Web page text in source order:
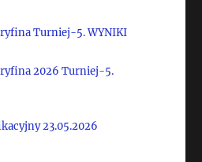
Turniej-5. WYNIKI
2026 Turniej-5.
23.05.2026